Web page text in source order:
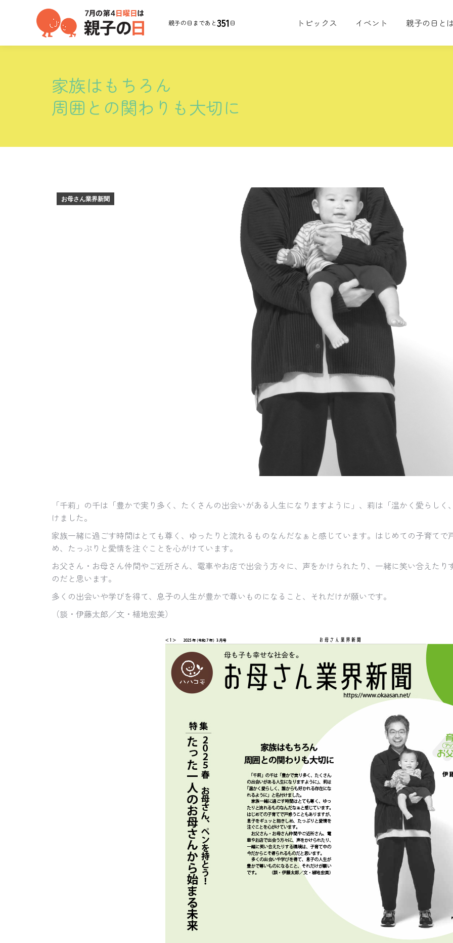
親子の日まであと351日 トピックス イベント 親子の日と
家族はもちろん
周囲との関わりも大切に
お母さん業界新聞
「千莉」の千は「豊かで実り多く、たくさんの出会いがある人生になりますように」、莉は「温かく愛らし
けました。
家族一緒に過ごす時間はとても尊く、ゆったりと流れるものなんだなぁと感じています。はじめての子育て
め、たっぷりと愛情を注ぐことを心がけています。
お父さん・お母さん仲間やご近所さん、電車やお店で出会う方々に、声をかけられたり、一緒に笑い合えた
のだと思います。
多くの出会いや学びを得て、息子の人生が豊かで尊いものになること、それだけが願いです。
（談・伊藤太郎／文・植地宏美）